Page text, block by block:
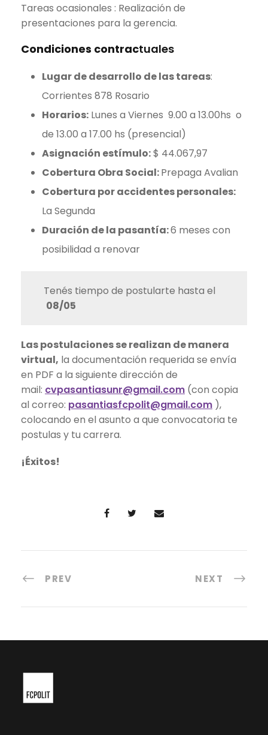
Tareas ocasionales : Realización de
presentaciones para la gerencia.
Condiciones contractuales
Lugar de desarrollo de las tareas:
Corrientes 878 Rosario
Horarios: Lunes a Viernes 9.00 a 13.00hs o
de 13.00 a 17.00 hs (presencial)
Asignación estímulo:$ 44.067,97
Cobertura Obra Social:Prepaga Avalian
Cobertura por accidentes personales:
La Segunda
Duración de la pasantía:6 meses con
posibilidad a renovar
Tenés tiempo de postularte hasta el
08/05
Las postulaciones se realizan de manera
virtual, la documentación requerida se envía
en PDF a la siguiente dirección de
mail: cvpasantiasunr@gmail.com (con copia
al correo: pasantiasfcpolit@gmail.com ),
colocando en el asunto a que convocatoria te
postulas y tu carrera.
¡Éxitos!
PREV NEXT